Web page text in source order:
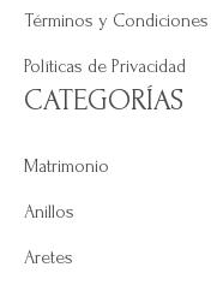
Términos y Condiciones
Políticas de Privacidad
CATEGORÍAS
Matrimonio
Anillos
Aretes